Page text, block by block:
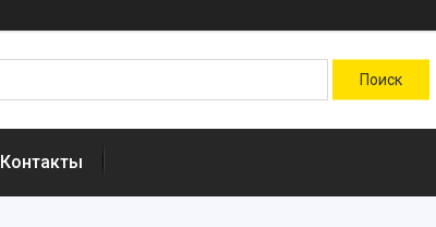
Контакты